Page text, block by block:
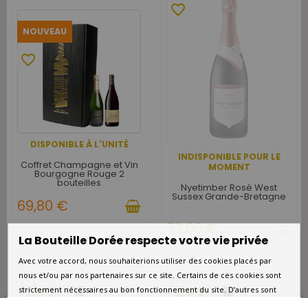
NOUVEAU
DISPONIBLE À L'UNITÉ
favorite_border
Coffret Champagne et Vin
Bourgogne Rouge 2
bouteilles
69,80 €
INDISPONIBLE POUR LE
MOMENT
favorite_border
Nyetimber Rosé West
Sussex Grande-Bretagne
72,00 €
favorite_border favorite_border
La Bouteille Dorée respecte votre vie privée
Avec votre accord, nous souhaiterions utiliser des cookies placés par
nous et/ou par nos partenaires sur ce site. Certains de ces cookies sont
strictement nécessaires au bon fonctionnement du site. D’autres sont